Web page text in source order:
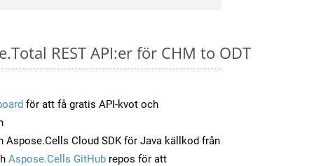
REST API:er för CHM to ODT
för att få gratis API-kvot och
Aspose.Cells Cloud SDK för Java källkod från
Aspose.Cells GitHub repos för att